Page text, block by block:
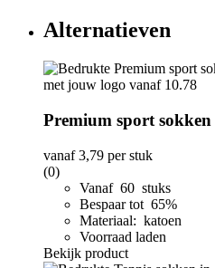
Alternatieven
Premium sport sokken
vanaf3,79 per stuk
(0)
Vanaf 60 stuks
Bespaar tot 65%
Materiaal: katoen
Voorraad laden
Bekijk product